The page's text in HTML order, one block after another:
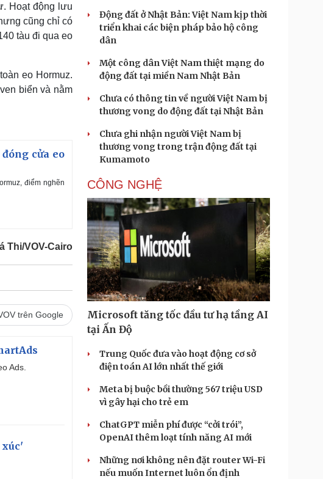
Hoạt động lưu
cũng chỉ có
tàu đi qua eo
eo Hormuz.
biển và nằm
cửa eo
điểm nghẽn
Thi/VOV-Cairo
trên Google
Ads.
Động đất ở Nhật Bản: Việt Nam kịp thời
triển khai các biện pháp bảo hộ công
dân
Một công dân Việt Nam thiệt mạng do
động đất tại miền Nam Nhật Bản
Chưa có thông tin về người Việt Nam bị
thương vong do động đất tại Nhật Bản
Chưa ghi nhận người Việt Nam bị
thương vong trong trận động đất tại
Kumamoto
CÔNG NGHỆ
Microsoft tăng tốc đầu tư hạ tầng AI
tại Ấn Độ
Trung Quốc đưa vào hoạt động cơ sở
điện toán AI lớn nhất thế giới
Meta bị buộc bồi thường 567 triệu USD
vì gây hại cho trẻ em
ChatGPT miễn phí được “cởi trói”,
OpenAI thêm loạt tính năng AI mới
Những nơi không nên đặt router Wi-Fi
nếu muốn Internet luôn ổn định